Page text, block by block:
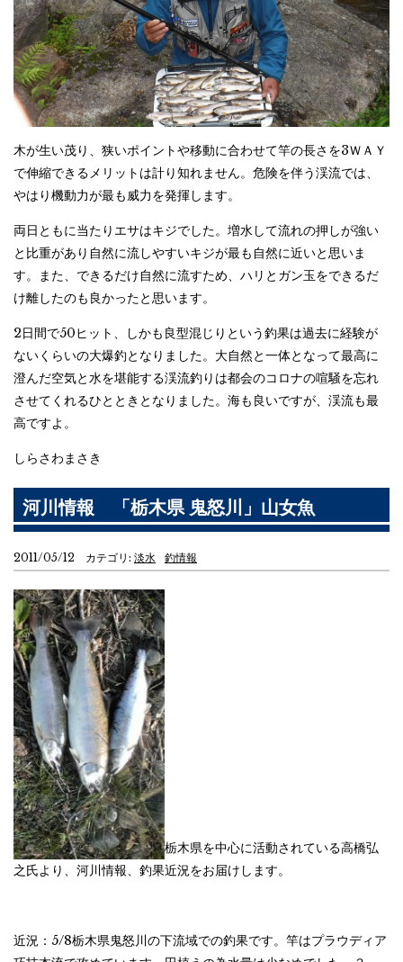
木が生い茂り、狭いポイントや移動に合わせて竿の長さを3ＷＡＹ
で伸縮できるメリットは計り知れません。危険を伴う渓流では、
やはり機動力が最も威力を発揮します。
両日ともに当たりエサはキジでした。増水して流れの押しが強い
と比重があり自然に流しやすいキジが最も自然に近いと思いま
す。また、できるだけ自然に流すため、ハリとガン玉をできるだ
け離したのも良かったと思います。
2日間で50ヒット、しかも良型混じりという釣果は過去に経験が
ないくらいの大爆釣となりました。大自然と一体となって最高に
澄んだ空気と水を堪能する渓流釣りは都会のコロナの喧騒を忘れ
させてくれるひとときとなりました。海も良いですが、渓流も最
高ですよ。
しらさわまさき
河川情報 「栃木県 鬼怒川」山女魚
2011/05/12 カテゴリ: 淡水 釣情報
栃木県を中心に活動されている高橋弘
之氏より、河川情報、釣果近況をお届けします。
近況：5/8栃木県鬼怒川の下流域での釣果です。竿はプラウディア